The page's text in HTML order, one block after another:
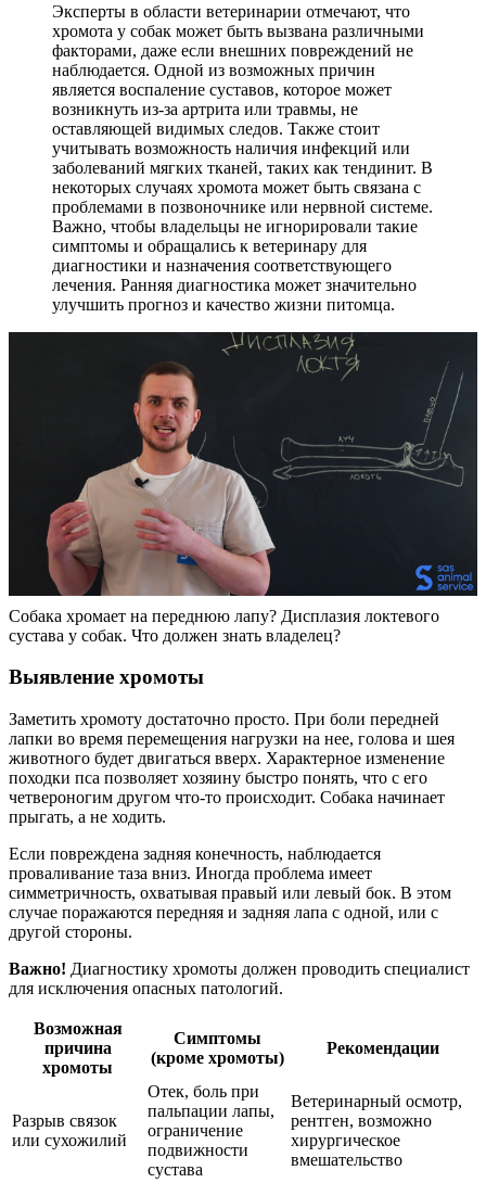
Эксперты в области ветеринарии отмечают, что
хромота у собак может быть вызвана различными
факторами, даже если внешних повреждений не
наблюдается. Одной из возможных причин
является воспаление суставов, которое может
возникнуть из-за артрита или травмы, не
оставляющей видимых следов. Также стоит
учитывать возможность наличия инфекций или
заболеваний мягких тканей, таких как тендинит. В
некоторых случаях хромота может быть связана с
проблемами в позвоночнике или нервной системе.
Важно, чтобы владельцы не игнорировали такие
симптомы и обращались к ветеринару для
диагностики и назначения соответствующего
лечения. Ранняя диагностика может значительно
улучшить прогноз и качество жизни питомца.
Собака хромает на переднюю лапу? Дисплазия локтевого
сустава у собак. Что должен знать владелец?
Выявление хромоты
Заметить хромоту достаточно просто. При боли передней
лапки во время перемещения нагрузки на нее, голова и шея
животного будет двигаться вверх. Характерное изменение
походки пса позволяет хозяину быстро понять, что с его
четвероногим другом что-то происходит. Собака начинает
прыгать, а не ходить.
Если повреждена задняя конечность, наблюдается
проваливание таза вниз. Иногда проблема имеет
симметричность, охватывая правый или левый бок. В этом
случае поражаются передняя и задняя лапа с одной, или с
другой стороны.
Важно! Диагностику хромоты должен проводить специалист
для исключения опасных патологий.
Возможная
причина
хромоты
Симптомы
(кроме хромоты)
Рекомендации
Разрыв связок
или сухожилий
Отек, боль при
пальпации лапы,
ограничение
подвижности
сустава
Ветеринарный осмотр,
рентген, возможно
хирургическое
вмешательство